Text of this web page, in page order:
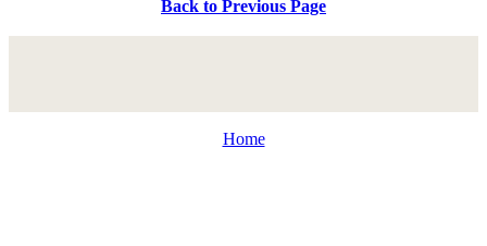
Back to Previous Page
Home